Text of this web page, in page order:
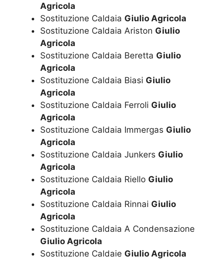
Agricola
Sostituzione Caldaia Giulio Agricola
Sostituzione Caldaia Ariston Giulio
Agricola
Sostituzione Caldaia Beretta Giulio
Agricola
Sostituzione Caldaia Biasi Giulio
Agricola
Sostituzione Caldaia Ferroli Giulio
Agricola
Sostituzione Caldaia Immergas Giulio
Agricola
Sostituzione Caldaia Junkers Giulio
Agricola
Sostituzione Caldaia Riello Giulio
Agricola
Sostituzione Caldaia Rinnai Giulio
Agricola
Sostituzione Caldaia A Condensazione
Giulio Agricola
Sostituzione Caldaie Giulio Agricola